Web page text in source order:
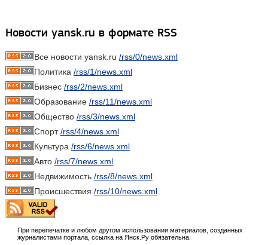
Новости yansk.ru в формате RSS
Все новости yansk.ru /rss/0/news.xml
Политика /rss/1/news.xml
Бизнес /rss/2/news.xml
Образование /rss/11/news.xml
Общество /rss/3/news.xml
Спорт/rss/4/news.xml
Культура /rss/6/news.xml
Авто /rss/7/news.xml
Недвижимость /rss/8/news.xml
Происшествия /rss/10/news.xml
При перепечатке и любом другом использовании материалов, созданных
журналистами портала, ссылка на Янск.Ру обязательна.